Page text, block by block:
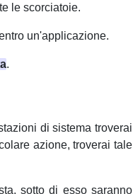
le scorciatoie.
un'applicazione.
.
di sistema troverai
azione, troverai tale
sotto di esso saranno